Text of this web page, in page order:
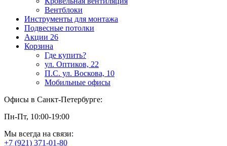
Вентблоки
Инструменты для монтажа
Подвесные потолки
Акции 26
Корзина
Где купить?
ул. Оптиков, 22
П.С. ул. Воскова, 10
Мобильные офисы
Офисы в Санкт-Петербурге:
Пн-Пт, 10:00-19:00
Мы всегда на связи:
+7 (921) 371-01-80